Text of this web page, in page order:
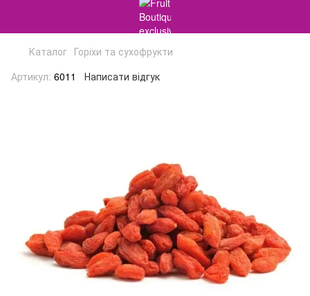
Каталог Горіхи та сухофрукти
Артикул: 6011 Написати відгук